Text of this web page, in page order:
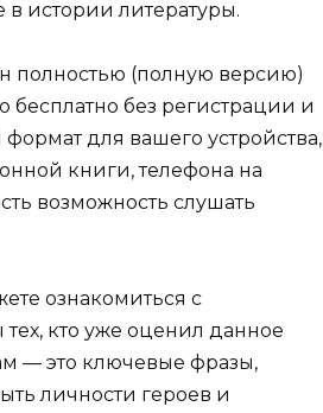
в истории литературы.
полностью (полную версию)
бесплатно без регистрации и
для вашего устройства,
книги, телефона на
возможность слушать
ознакомиться с
кто уже оценил данное
— это ключевые фразы,
личности героев и